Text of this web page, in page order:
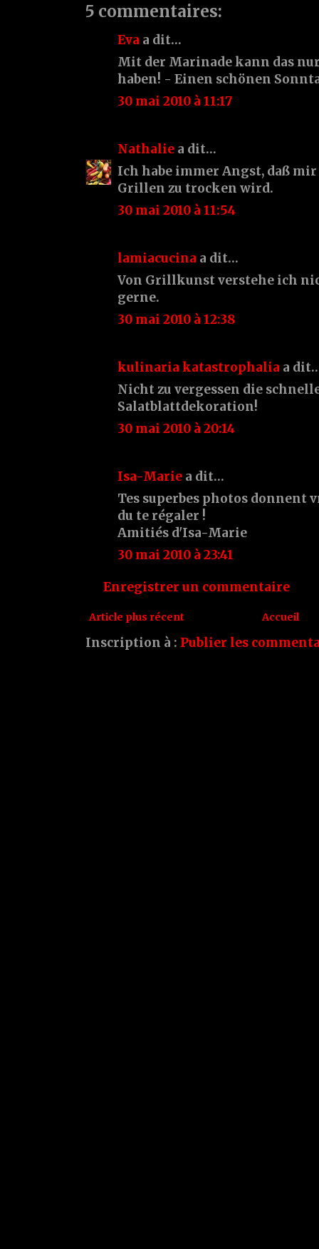
5 commentaires:
Eva a dit…
Mit der Marinade kann das
haben! - Einen schönen
30 mai 2010 à 11:17
Nathalie a dit…
Ich habe immer Angst, daß
Grillen zu trocken wird.
30 mai 2010 à 11:54
lamiacucina a dit…
Von Grillkunst verstehe ich
gerne.
30 mai 2010 à 12:38
kulinaria katastrophalia a
Nicht zu vergessen die
Salatblattdekoration!
30 mai 2010 à 20:14
Isa-Marie a dit…
Tes superbes photos donnent
du te régaler !
Amitiés d'Isa-Marie
30 mai 2010 à 23:41
Enregistrer un commentaire
Article plus récent Accueil
Inscription à : Publier les